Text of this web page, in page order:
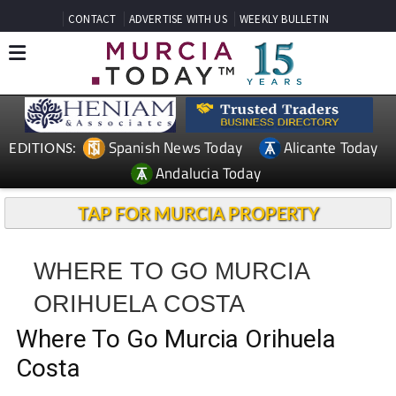
CONTACT ADVERTISE WITH US WEEKLY BULLETIN
EDITIONS: Spanish News Today
Alicante Today
Andalucia Today
TAP FOR MURCIA PROPERTY
WHERE TO GO MURCIA
ORIHUELA COSTA
Where To Go Murcia Orihuela
Costa